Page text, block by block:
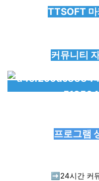
TTSOFT 마
커뮤니티
프로그램
➡️ 24시간 커